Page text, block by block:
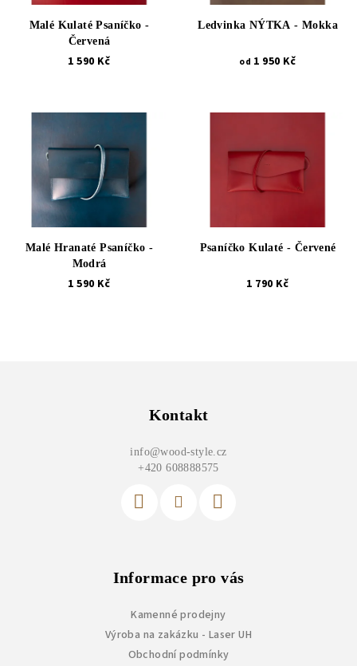
Malé Kulaté Psaníčko -
Červená
1 590 Kč
Ledvinka NÝTKA - Mokka
od 1 950 Kč
Malé Hranaté Psaníčko -
Modrá
1 590 Kč
Psaníčko Kulaté - Červené
1 790 Kč
Kontakt
info@wood-style.cz
+420 608888575
Informace pro vás
Kamenné prodejny
Výroba na zakázku - Laser UH
Obchodní podmínky